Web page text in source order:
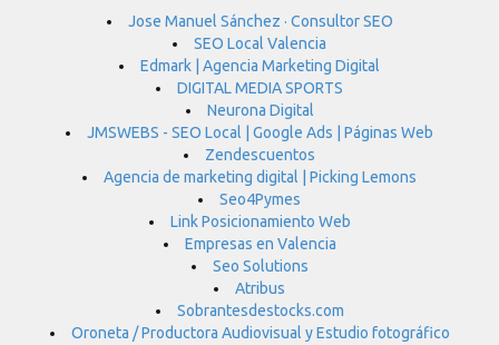
Jose Manuel Sánchez · Consultor SEO
SEO Local Valencia
Edmark | Agencia Marketing Digital
DIGITAL MEDIA SPORTS
Neurona Digital
JMSWEBS - SEO Local | Google Ads | Páginas Web
Zendescuentos
Agencia de marketing digital | Picking Lemons
Seo4Pymes
Link Posicionamiento Web
Empresas en Valencia
Seo Solutions
Atribus
Sobrantesdestocks.com
Oroneta / Productora Audiovisual y Estudio fotográfico